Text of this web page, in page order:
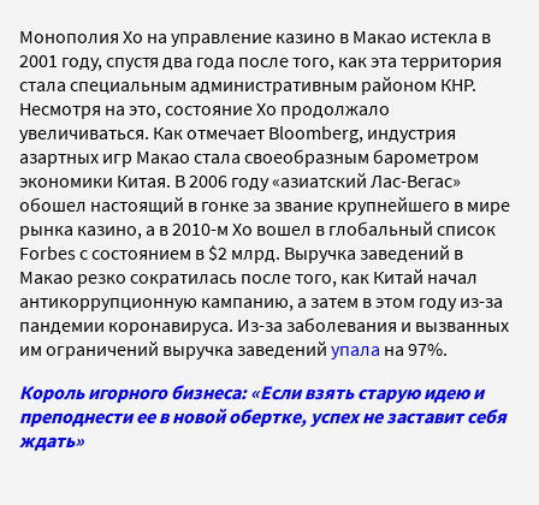
Монополия Хо на управление казино в Макао истекла в
2001 году, спустя два года после того, как эта территория
стала специальным административным районом КНР.
Несмотря на это, состояние Хо продолжало
увеличиваться. Как отмечает Bloomberg, индустрия
азартных игр Макао стала своеобразным барометром
экономики Китая. В 2006 году «азиатский Лас-Вегас»
обошел настоящий в гонке за звание крупнейшего в мире
рынка казино, а в 2010-м Хо вошел в глобальный список
Forbes с состоянием в $2 млрд. Выручка заведений в
Макао резко сократилась после того, как Китай начал
антикоррупционную кампанию, а затем в этом году из-за
пандемии коронавируса. Из-за заболевания и вызванных
им ограничений выручка заведений упала на 97%.
Король игорного бизнеса: «Если взять старую идею и
преподнести ее в новой обертке, успех не заставит себя
ждать»